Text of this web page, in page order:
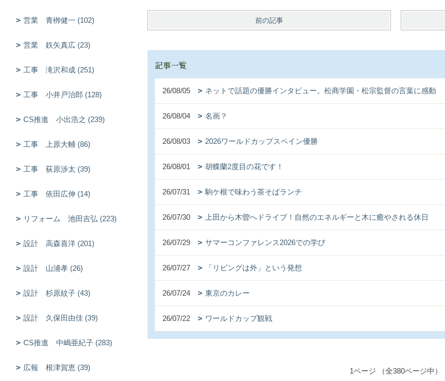
前の記事
記事一覧
26/08/05 ネットで話題の優勝インタビュー。松商学園・松宗監督の言葉に感動
26/08/04 名画？
26/08/03 2026ワールドカップスペイン優勝
26/08/01 胡蝶蘭2度目の花です！
26/07/31 駒ケ根で味わう茶そばランチ
26/07/30 上田から木曽へドライブ！自然のエネルギーと木に癒やされる休日
26/07/29 サマーコンファレンス2026での学び
26/07/27 「リビングは外」という発想
26/07/24 東京のカレー
26/07/22 ワールドカップ観戦
1ページ （全380ページ中）
営業 青栁健一 (102)
営業 鉃矢真広 (23)
工事 滝沢和成 (251)
工事 小井戸治郎 (128)
CS推進 小出浩之 (239)
工事 上原大輔 (86)
工事 荻原渉太 (39)
工事 依田広伸 (14)
リフォーム 池田吉弘 (223)
設計 高森喜洋 (201)
設計 山浦孝 (26)
設計 杉原紋子 (43)
設計 久保田由佳 (39)
CS推進 中嶋亜紀子 (283)
広報 根津賀恵 (39)